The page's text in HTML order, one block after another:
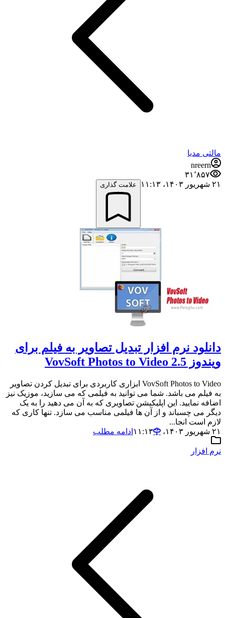
مالتی مدیا
nreern
۳۱٬۸۵۷
۲۱ شهریور ۱۴۰۳،‏ ۱۱:۱۳
علامت گذاری
دانلود نرم افزار تبدیل تصاویر به فیلم برای
ویندوز VovSoft Photos to Video 2.5
VovSoft Photos to Video ابزاری کاربردی برای تبدیل کردن تصاویر
به فیلم می باشد. شما می توانید به فیلمی که می سازید، موزیک نیز
اضافه نمایید. این اپلیکیشن تصاویری که به آن می دهید را به یک
دیگر می چسباند و از آن ها فیلمی مناسب می سازد. تنها کاری که
لازم است انجا...
۲۱ شهریور ۱۴۰۳،‏ ۱۱:۱۳
ادامه مطلب
نرم افزار